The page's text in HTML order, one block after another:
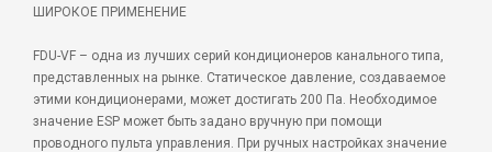
ШИРОКОЕ ПРИМЕНЕНИЕ
FDU-VF – одна из лучших серий кондиционеров канального типа,
представленных на рынке. Статическое давление, создаваемое
этими кондиционерами, может достигать 200 Па. Необходимое
значение ESP может быть задано вручную при помощи
проводного пульта управления. При ручных настройках значение